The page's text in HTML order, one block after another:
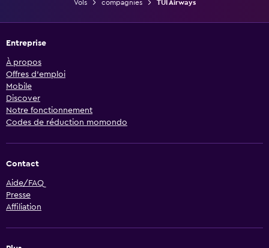
Vols compagnies TUI Airways
Entreprise
À propos
Offres d’emploi
Mobile
Discover
Notre fonctionnement
Codes de réduction momondo
Contact
Aide/FAQ
Presse
Affiliation